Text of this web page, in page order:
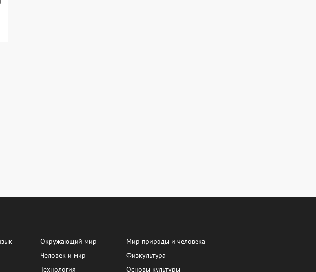
Окружающий мир
Человек и мир
Технология
Мир природы и человека
Физкультура
Основы культуры